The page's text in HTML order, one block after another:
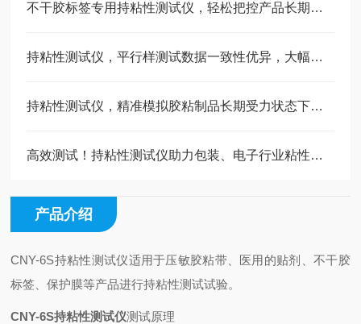
不干胶标签专用持粘性测试仪，轻松把控产品长期粘贴不脱落的性能
持粘性测试仪，平行样测试数据一致性优异，大幅降低人为误差
持粘性测试仪，精准模拟胶粘制品长期受力状态下的持久粘附性能
高效测试！持粘性测试仪助力包装、电子行业粘性质量把控
产品介绍
CNY-6S持粘性测试仪适用于压敏胶粘带、医用的贴剂、不干胶
标签、保护膜等产品进行持粘性测试试验。
CNY-6S持粘性测试仪测试原理